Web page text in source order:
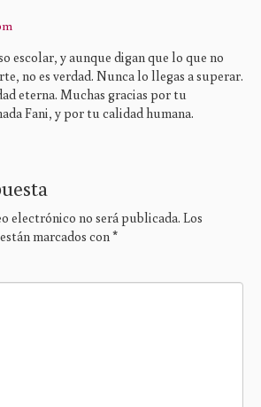
escolar, y aunque digan que lo que no
no es verdad. Nunca lo llegas a superar.
eterna. Muchas gracias por tu
Fani, y por tu calidad humana.
electrónico no será publicada. Los
marcados con *